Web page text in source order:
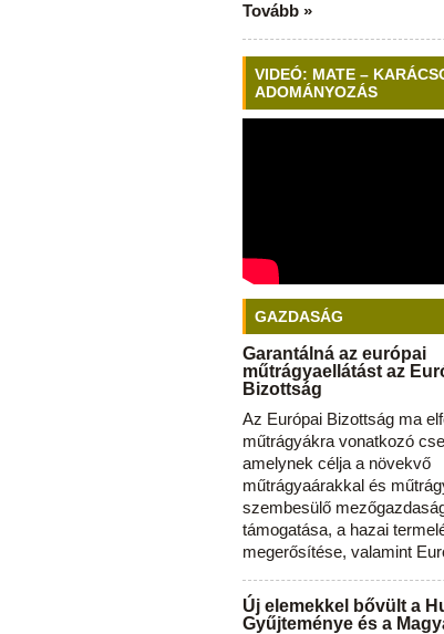
Tovább »
VIDEÓ: MATE –
ADOMÁNYOZÁS
GAZDASÁG
Garantálná az európai
műtrágyaellátást az
Bizottság
Az Európai Bizottság ma
műtrágyákra vonatkozó
amelynek célja a növekvő
műtrágyaárakkal és
szembesülő
támogatása, a hazai
megerősítése, valamint
Új elemekkel bővült a
Gyűjteménye és a